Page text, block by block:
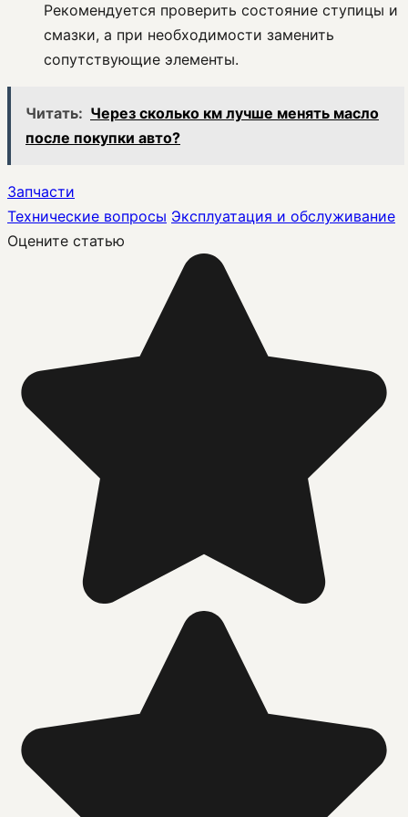
Рекомендуется проверить состояние ступицы и
смазки, а при необходимости заменить
сопутствующие элементы.
Читать: Через сколько км лучше менять масло
после покупки авто?
Запчасти
Технические вопросы Эксплуатация и обслуживание
Оцените статью